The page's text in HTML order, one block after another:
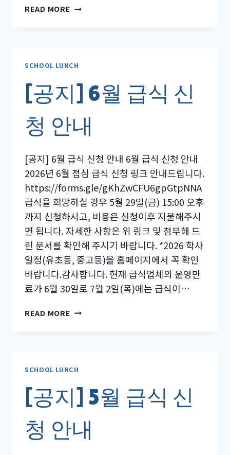
READ MORE 2026
급
운
영
체
에
따
라
인
신
청
안
내
SCHOOL LUNCH
[공지] 6월 급식 신
청 안내
[공지] 6월 급식 신청 안내 6월 급식 신청 안내
2026년 6월 점심 급식 신청 링크 안내드립니다.
https://forms.gle/gKhZwCFU6gpGtpNNA
급식을 희망하실 경우 5월 29일(금) 15:00 오후
까지 신청하시고, 비용은 신청이후 지불해주시
면 됩니다. 자세한 사항은 위 링크 및 첨부해 드
린 문서를 확인해 주시기 바랍니다. *2026 학사
일정(유초등, 중고등)을 홈페이지에서 꼭 확인
바랍니다.감사합니다. 현재 급식업체의 운영만
료가 6월 30일로 7월 2일(목)에는 급식이…
READ MORE [공
식
청
안
SCHOOL LUNCH
[공지] 5월 급식 신
청 안내